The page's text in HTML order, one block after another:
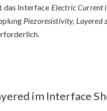
das Interface Electric Current
Piezoresistivity, Layered
im Interface